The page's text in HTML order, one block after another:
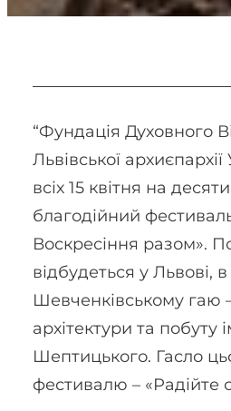
“Фундація Духовного
Львівської
всіх 15 квітня на
благодійний
Воскресіння разом».
відбудеться у Львові, в
Шевченківському гаю
архітектури та побуту
Шептицького. Гасло
фестивалю – «Радійте